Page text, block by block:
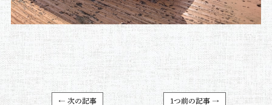
← 次の記事 1つ前の記事 →